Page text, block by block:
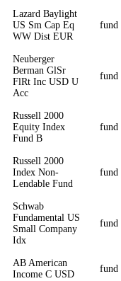
Lazard Baylight
US Sm Cap Eq
WW Dist EUR
fund
Neuberger
Berman GlSr
FlRt Inc USD U
Acc
fund
Russell 2000
Equity Index
Fund B
fund
Russell 2000
Index Non-
Lendable Fund
fund
Schwab
Fundamental US
Small Company
Idx
fund
AB American
Income C USD
fund